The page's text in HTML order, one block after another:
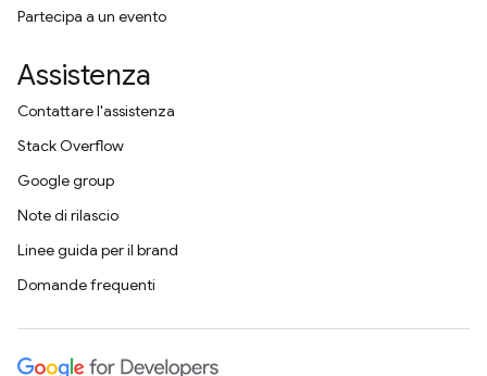
Partecipa a un evento
Assistenza
Contattare l'assistenza
Stack Overflow
Google group
Note di rilascio
Linee guida per il brand
Domande frequenti